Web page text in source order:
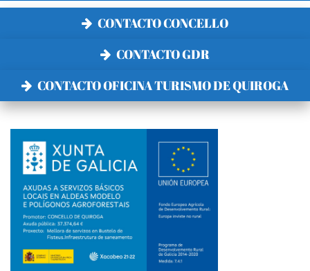
CONTACTO CONCELLO
CONTACTO GDR
CONTACTO OFICINA TURISMO DE QUIROGA